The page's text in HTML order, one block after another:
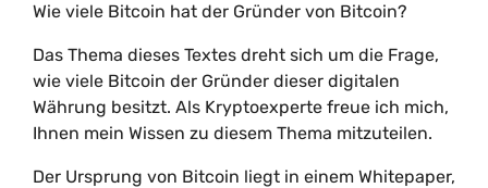
Wie viele Bitcoin hat der Gründer von Bitcoin?
Das Thema dieses Textes dreht sich um die Frage,
wie viele Bitcoin der Gründer dieser digitalen
Währung besitzt. Als Kryptoexperte freue ich mich,
Ihnen mein Wissen zu diesem Thema mitzuteilen.
Der Ursprung von Bitcoin liegt in einem Whitepaper,